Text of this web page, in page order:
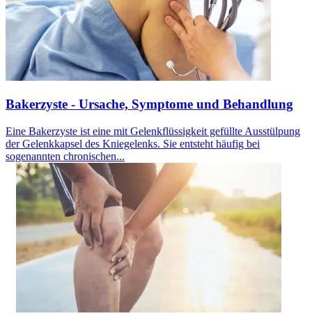
Bakerzyste - Ursache, Symptome und Behandlung
Eine Bakerzyste ist eine mit Gelenkflüssigkeit gefüllte Ausstülpung
der Gelenkkapsel des Kniegelenks. Sie entsteht häufig bei
sogenannten chronischen...